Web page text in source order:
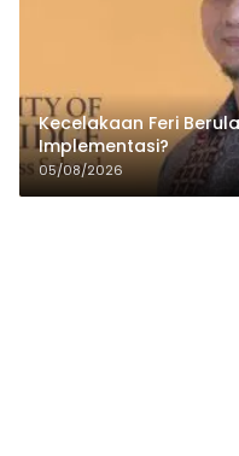
Kecelakaan Feri
Implementasi?
05/08/2026